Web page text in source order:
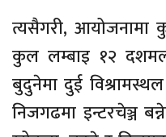
त्यसैगरी,
कुल लम्बाइ १२
बुदुनेमा दुई
निजगढमा इन्टरचेञ्ज